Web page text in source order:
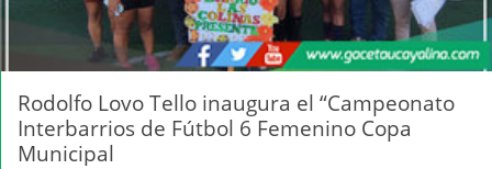
Rodolfo Lovo Tello inaugura el “Campeonato
Interbarrios de Fútbol 6 Femenino Copa
Municipal